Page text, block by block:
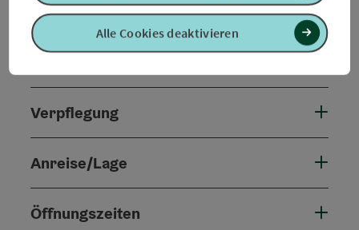
Ausstattung
Verpflegung
Anreise/Lage
Öffnungszeiten
Alle Cookies deaktivieren